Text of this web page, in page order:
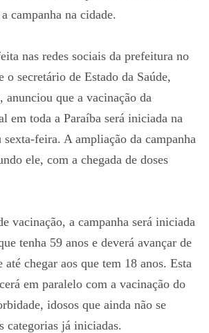
campanha na cidade.
nas redes sociais da prefeitura no
o secretário de Estado da Saúde,
anunciou que a vacinação da
em toda a Paraíba será iniciada na
feira. A ampliação da campanha
ele, com a chegada de doses
vacinação, a campanha será iniciada
tenha 59 anos e deverá avançar de
até chegar aos que tem 18 anos. Esta
em paralelo com a vacinação do
idosos que ainda não se
categorias já iniciadas.